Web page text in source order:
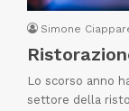
Simone
Lo scorso anno
settore della